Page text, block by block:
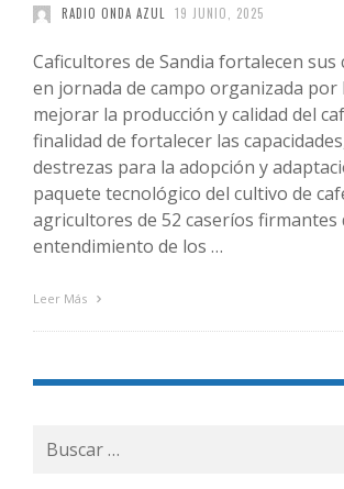
RADIO ONDA AZUL 19 JUNIO, 2025
Caficultores de Sandia fortalecen sus
en jornada de campo organizada por
mejorar la producción y calidad del
finalidad de fortalecer las
destrezas para la adopción y
paquete tecnológico del cultivo de
agricultores de 52 caseríos firmantes
entendimiento de los …
Leer Más
Buscar
por: